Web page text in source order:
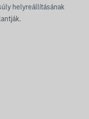
helyreállításának